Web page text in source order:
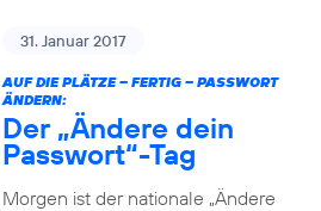
31. Januar 2017
AUF DIE PLÄTZE – FERTIG – PASSWORT
ÄNDERN:
Der „Ändere dein
Passwort“-Tag
Morgen ist der nationale „Ändere